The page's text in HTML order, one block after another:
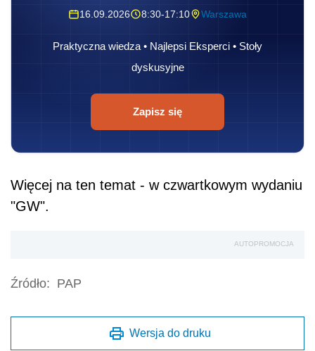
16.09.2026 8:30-17:10 Warszawa
Praktyczna wiedza • Najlepsi Eksperci • Stoły
dyskusyjne
Zapisz się
Więcej na ten temat - w czwartkowym wydaniu
"GW".
AUTOPROMOCJA
Źródło: PAP
Wersja do druku